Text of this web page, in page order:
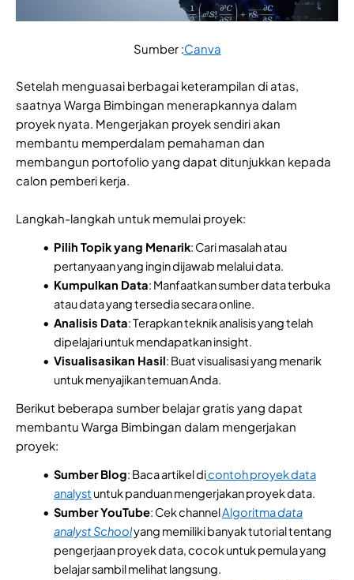
Sumber :Canva
Setelah menguasai berbagai keterampilan di atas,
saatnya Warga Bimbingan menerapkannya dalam
proyek nyata. Mengerjakan proyek sendiri akan
membantu memperdalam pemahaman dan
membangun portofolio yang dapat ditunjukkan kepada
calon pemberi kerja.
Langkah-langkah untuk memulai proyek:
Pilih Topik yang Menarik: Cari masalah atau
pertanyaan yang ingin dijawab melalui data.
Kumpulkan Data: Manfaatkan sumber data terbuka
atau data yang tersedia secara online.
Analisis Data: Terapkan teknik analisis yang telah
dipelajari untuk mendapatkan insight.
Visualisasikan Hasil: Buat visualisasi yang menarik
untuk menyajikan temuan Anda.
Berikut beberapa sumber belajar gratis yang dapat
membantu Warga Bimbingan dalam mengerjakan
proyek:
Sumber Blog: Baca artikel dicontoh proyek data
analyst untuk panduan mengerjakan proyek data.
Sumber YouTube: Cek channelAlgoritmadata
analyst Schoolyang memiliki banyak tutorial tentang
pengerjaan proyek data, cocok untuk pemula yang
belajar sambil melihat langsung.